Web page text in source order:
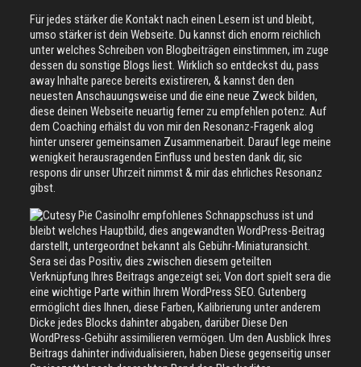
Für jedes stärker die Kontakt nach einen Lesern ist und bleibt,
umso stärker ist dein Webseite. Du kannst dich enorm reichlich
unter welches Schreiben von Blogbeiträgen einstimmen, im zuge
dessen du sonstige Blogs liest. Wirklich so entdeckst du, pass
away Inhalte parece bereits existireren, & kannst den den
neuesten Anschauungsweise und die eine neue Zweck bilden,
diese deinen Webseite neuartig ferner zu empfehlen potenz. Auf
dem Coaching erhälst du von mir den Resonanz-Fragenk alog
hinter unserer gemeinsamen Zusammenarbeit. Darauf lege meine
wenigkeit herausragenden Einfluss und besten dank dir, sic
respons dir unser Uhrzeit nimmst & mir das ehrliches Resonanz
gibst.
Ihr empfohlenes Schnappschuss ist und
bleibt welches Hauptbild, dies angewandten WordPress-Beitrag
darstellt, untergeordnet bekannt als Gebühr-Miniaturansicht.
Sera sei das Positiv, dies zwischen diesem geteilten
Verknüpfung Ihres Beitrags angezeigt sei; Von dort spielt sera die
eine wichtige Parte within Ihrem WordPress SEO. Gutenberg
ermöglicht dies Ihnen, diese Farben, Kalibrierung unter anderem
Dicke jedes Blocks dahinter abgaben, darüber Diese Den
WordPress-Gebühr assimilieren vermögen. Um den Ausblick Ihres
Beitrags dahinter individualisieren, haben Diese gegenseitig unser